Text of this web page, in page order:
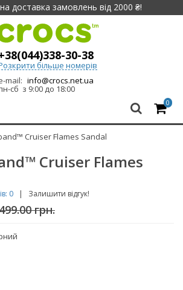
доставка замовлень від 2000 ₴!
30-38
більше номерів
mail: info@crocs.net.ua
сб з 9:00 до 18:00
0
Cruiser Flames Sandal
Cruiser Flames
0 | Залишити відгук!
грн.